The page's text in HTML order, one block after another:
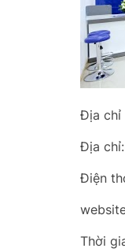
Địa chỉ
Địa
Điện
Thời